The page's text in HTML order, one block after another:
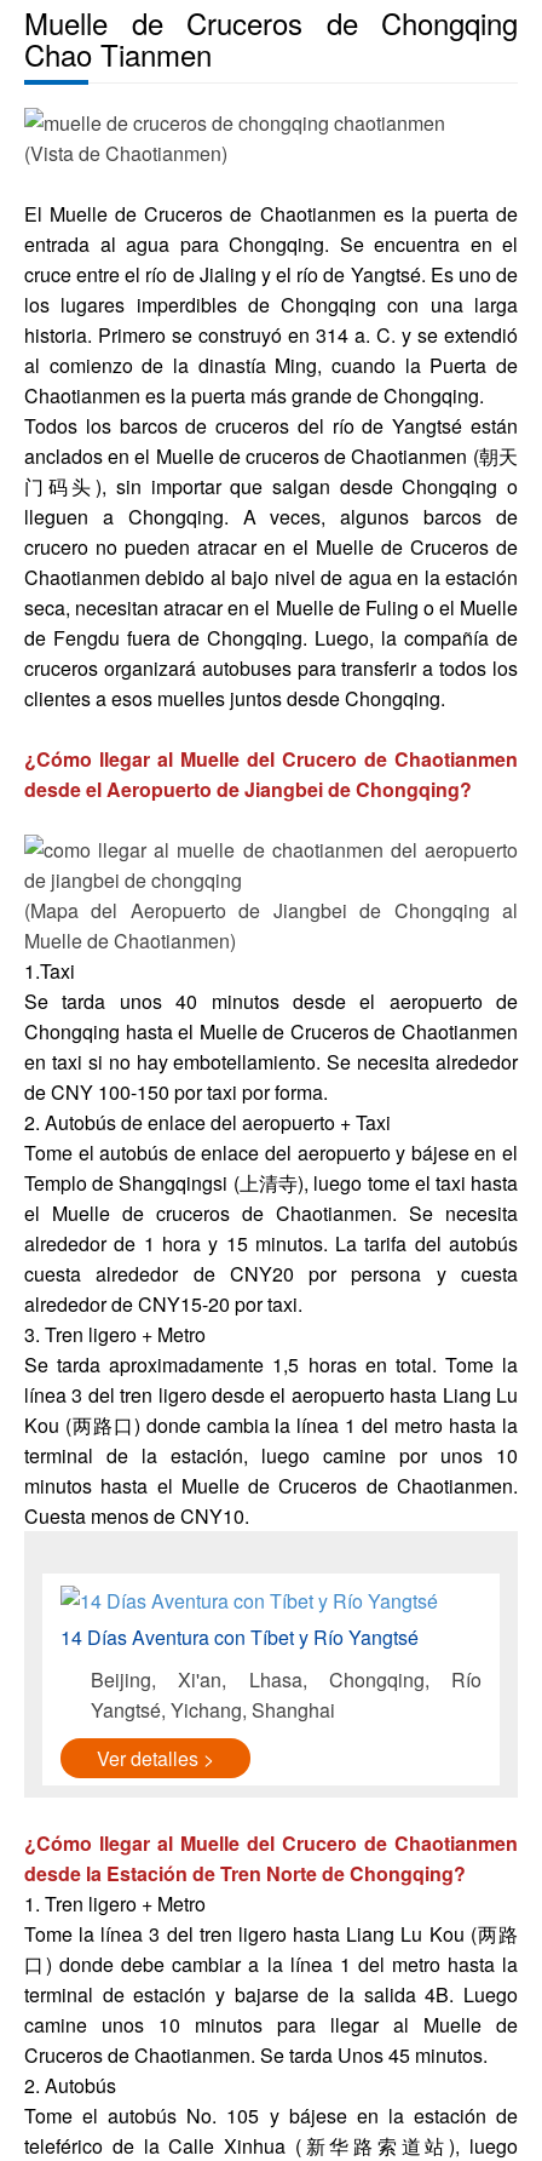
Muelle de Cruceros de Chongqing
Chao Tianmen
(Vista de Chaotianmen)
El Muelle de Cruceros de Chaotianmen es la puerta de
entrada al agua para Chongqing. Se encuentra en el
cruce entre el río de Jialing y el río de Yangtsé. Es uno de
los lugares imperdibles de Chongqing con una larga
historia. Primero se construyó en 314 a. C. y se extendió
al comienzo de la dinastía Ming, cuando la Puerta de
Chaotianmen es la puerta más grande de Chongqing.
Todos los barcos de cruceros del río de Yangtsé están
anclados en el Muelle de cruceros de Chaotianmen (朝天
门码头), sin importar que salgan desde Chongqing o
lleguen a Chongqing. A veces, algunos barcos de
crucero no pueden atracar en el Muelle de Cruceros de
Chaotianmen debido al bajo nivel de agua en la estación
seca, necesitan atracar en el Muelle de Fuling o el Muelle
de Fengdu fuera de Chongqing. Luego, la compañía de
cruceros organizará autobuses para transferir a todos los
clientes a esos muelles juntos desde Chongqing.
¿Cómo llegar al Muelle del Crucero de Chaotianmen
desde el Aeropuerto de Jiangbei de Chongqing?
(Mapa del Aeropuerto de Jiangbei de Chongqing al
Muelle de Chaotianmen)
1.Taxi
Se tarda unos 40 minutos desde el aeropuerto de
Chongqing hasta el Muelle de Cruceros de Chaotianmen
en taxi si no hay embotellamiento. Se necesita alrededor
de CNY 100-150 por taxi por forma.
2. Autobús de enlace del aeropuerto + Taxi
Tome el autobús de enlace del aeropuerto y bájese en el
Templo de Shangqingsi (上清寺), luego tome el taxi hasta
el Muelle de cruceros de Chaotianmen. Se necesita
alrededor de 1 hora y 15 minutos. La tarifa del autobús
cuesta alrededor de CNY20 por persona y cuesta
alrededor de CNY15-20 por taxi.
3. Tren ligero + Metro
Se tarda aproximadamente 1,5 horas en total. Tome la
línea 3 del tren ligero desde el aeropuerto hasta Liang Lu
Kou (两路口) donde cambia la línea 1 del metro hasta la
terminal de la estación, luego camine por unos 10
minutos hasta el Muelle de Cruceros de Chaotianmen.
Cuesta menos de CNY10.
14 Días Aventura con Tíbet y Río Yangtsé
Beijing, Xi'an, Lhasa, Chongqing, Río
Yangtsé, Yichang, Shanghai
Ver detalles >
¿Cómo llegar al Muelle del Crucero de Chaotianmen
desde la Estación de Tren Norte de Chongqing?
1. Tren ligero + Metro
Tome la línea 3 del tren ligero hasta Liang Lu Kou (两路
口) donde debe cambiar a la línea 1 del metro hasta la
terminal de estación y bajarse de la salida 4B. Luego
camine unos 10 minutos para llegar al Muelle de
Cruceros de Chaotianmen. Se tarda Unos 45 minutos.
2. Autobús
Tome el autobús No. 105 y bájese en la estación de
teleférico de la Calle Xinhua (新华路索道站), luego